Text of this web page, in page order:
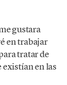
gustara
en trabajar
tratar de
en las